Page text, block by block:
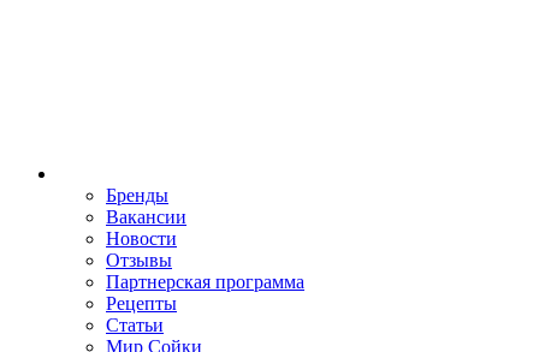
Бренды
Вакансии
Новости
Отзывы
Партнерская программа
Рецепты
Статьи
Мир Сойки